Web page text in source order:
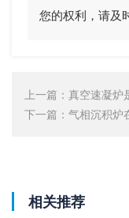
您的权利，请及
上一篇： 真空速凝炉
下一篇： 气相沉积炉
相关推荐